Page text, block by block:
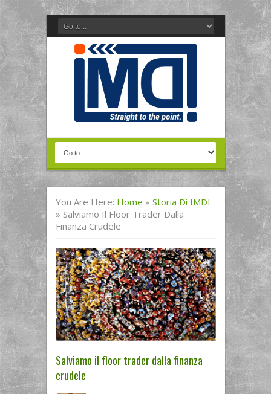
You Are Here: Home » Storia Di IMDI
» Salviamo Il Floor Trader Dalla
Finanza Crudele
Salviamo il floor trader dalla finanza
crudele